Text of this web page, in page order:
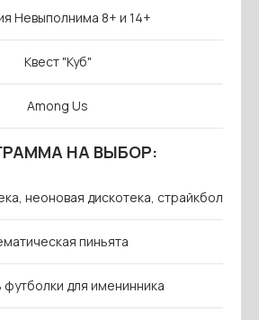
Невыполнима 8+ и 14+
Квест "Куб"
Among Us
НА ВЫБОР:
неоновая дискотека, страйкбол
пиньята
футболки для именинника